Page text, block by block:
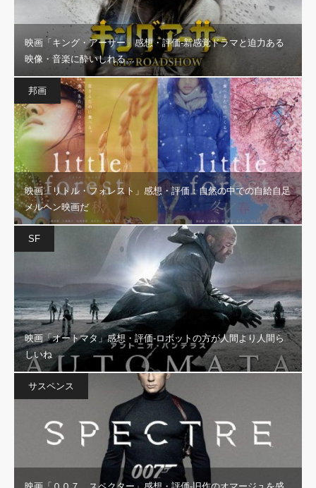
映画「キング・アーサー」感想・評価‐新感覚ドラマと迫力ある
映像・音楽に酔いしれる…
邦画
映画「リトル・フォレスト」感想・評価：自然の中での自給自足
メルヘン映画だ
SF
映画「オートマタ」感想・評価‐ロボットの方が人間より人間ら
しいね
サスペンス